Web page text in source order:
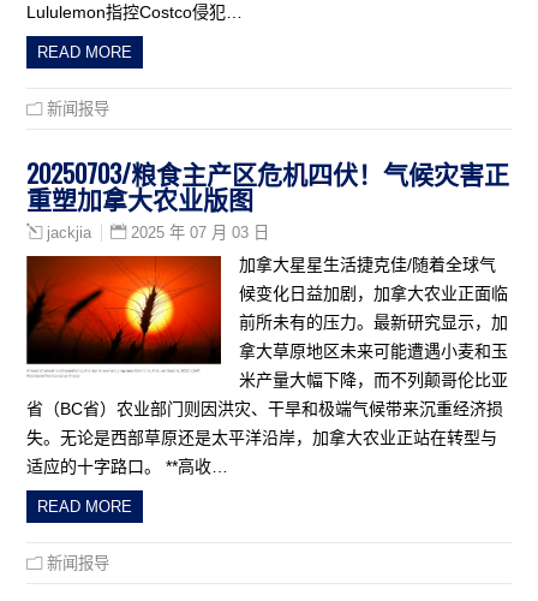
Lululemon指控Costco侵犯…
READ MORE
新闻报导
20250703/粮食主产区危机四伏！气候灾害正
重塑加拿大农业版图
jackjia 2025 年 07 月 03 日
加拿大星星生活捷克佳/随着全球气
候变化日益加剧，加拿大农业正面临
前所未有的压力。最新研究显示，加
拿大草原地区未来可能遭遇小麦和玉
米产量大幅下降，而不列颠哥伦比亚
省（BC省）农业部门则因洪灾、干旱和极端气候带来沉重经济损
失。无论是西部草原还是太平洋沿岸，加拿大农业正站在转型与
适应的十字路口。 **高收…
READ MORE
新闻报导